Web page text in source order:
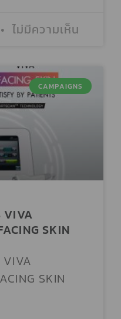
)
ไม่มีความเห็น
CAMPAIGNS
VIVA
SKIN​
VIVA
SKIN